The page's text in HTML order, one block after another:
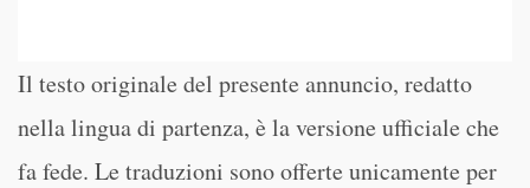
Il testo originale del presente annuncio, redatto
nella lingua di partenza, è la versione ufficiale che
fa fede. Le traduzioni sono offerte unicamente per